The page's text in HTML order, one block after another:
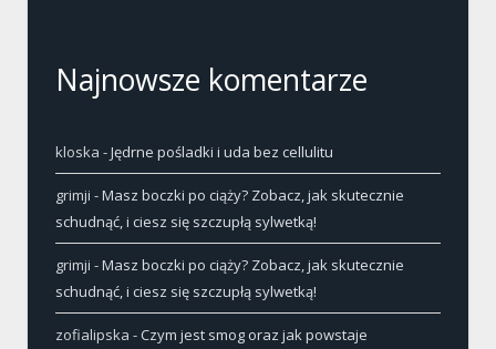
Najnowsze komentarze
kloska -Jędrne pośladki i uda bez cellulitu
grimji -Masz boczki po ciąży? Zobacz, jak skutecznie
schudnąć, i ciesz się szczupłą sylwetką!
grimji -Masz boczki po ciąży? Zobacz, jak skutecznie
schudnąć, i ciesz się szczupłą sylwetką!
zofialipska -Czym jest smog oraz jak powstaje